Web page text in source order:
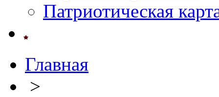
Патриотическая
Главная
>